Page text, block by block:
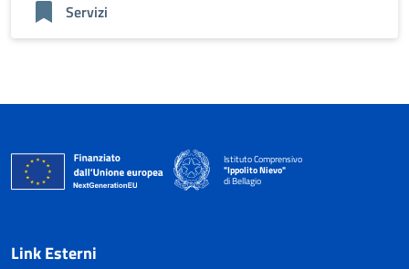
Servizi
Istituto Comprensivo
"Ippolito Nievo"
di Bellagio
— Visita la pagina iniziale della scuola
Link Esterni